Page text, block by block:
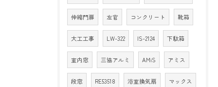
伸縮門扉 左官 コンクリート 靴箱
大工工事 LW-322 IS-2124 下駄箱
室内窓 三協アルミ AMiS アミス
段窓 RE53518 浴室換気扇 マックス